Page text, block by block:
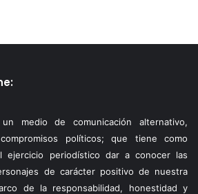
un medio de comunicación alternativo,
políticos; que tiene como
ejercicio periodístico dar a conocer las
de carácter positivo de nuestra
de la responsabilidad, honestidad y